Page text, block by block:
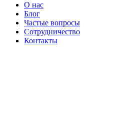
О нас
Блог
Частые вопросы
Сотрудничество
Контакты